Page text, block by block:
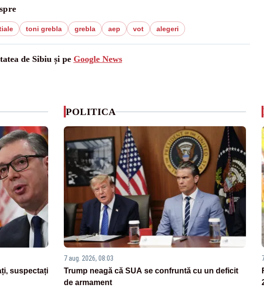
toni grebla grebla aep vot alegeri
de Sibiu și pe Google News
suspectați
POLITICA
7 aug. 2026, 08:03
Trump neagă că SUA se confruntă cu un deficit
de armament